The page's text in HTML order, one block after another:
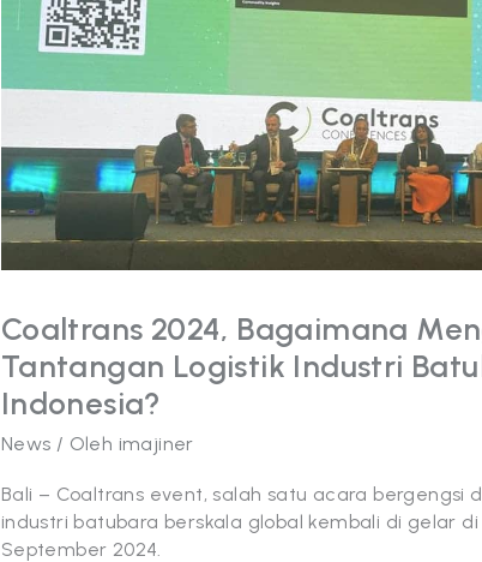
Coaltrans 2024, Bagaimana
Tantangan Logistik Industri
Indonesia?
News / Oleh imajiner
Bali – Coaltrans event, salah satu acara bergengsi
industri batubara berskala global kembali di gelar di
September 2024.
Tantangan
Logistik
Batubara
Indonesia?